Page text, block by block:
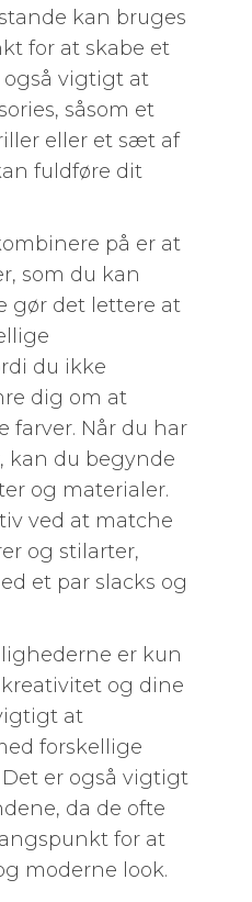
kan bruges
for at skabe et
vigtigt at
såsom et
eller et sæt af
fuldføre dit
på er at
som du kan
gør det lettere at
du ikke
dig om at
farver. Når du har
kan du begynde
og materialer.
ved at matche
og stilarter,
et par slacks og
er kun
og dine
at
forskellige
er også vigtigt
da de ofte
for at
moderne look.